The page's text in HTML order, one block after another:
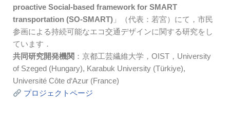
proactive Social-based framework for SMART
transportation (SO-SMART) 」（代表：若宮）にて，市民
参画による持続可能なエコ交通デザインに関する研究をし
ています．
共同研究開発機関 ：京都工芸繊維大学，OIST，University
of Szeged (Hungary), Karabuk University (Türkiye),
Université Côte d‘Azur (France)
プロジェクトページ